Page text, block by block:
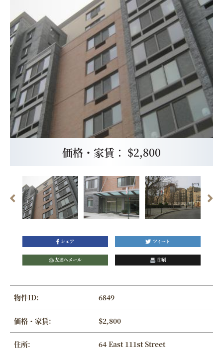
価格・家賃： $2,800
シェア ツィート
友達へメール 印刷
物件ID: 6849
価格・家賃: $2,800
住所: 64 East 111st Street